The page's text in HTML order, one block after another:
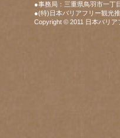
●事務局：三重県鳥羽市一丁
●(特)日本バリアフリー観光
Copyright © 2011 日本バリア